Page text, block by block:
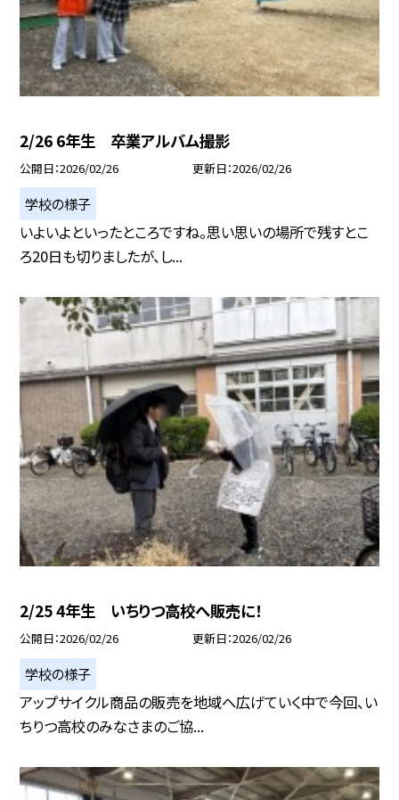
2/26 6年生 卒業アルバム撮影
公開日 2026/02/26 更新日 2026/02/26
学校の様子
いよいよといったところですね。思い思いの場所で残すとこ
ろ20日も切りましたが、し...
2/25 4年生 いちりつ高校へ販売に！
公開日 2026/02/26 更新日 2026/02/26
学校の様子
アップサイクル商品の販売を地域へ広げていく中で今回、い
ちりつ高校のみなさまのご協...